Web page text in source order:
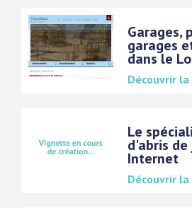
Garages,
garages
dans le
Découvrir la
Le
d'abris
Internet
Découvrir la